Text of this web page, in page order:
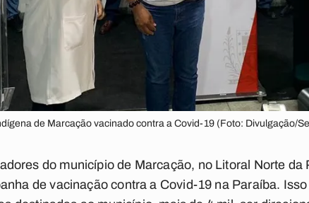
de Marcação vacinado contra a Covid-19 (Foto: Divulgação/
do município de Marcação, no Litoral Norte
de vacinação contra a Covid-19 na Paraíba.